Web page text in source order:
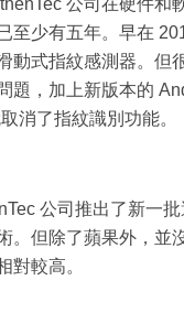
公司在硬件和
至少有五年。早在
動式指紋感測器。但
題，加上新版本的
消了指紋識別功能。
公司推出了新一
。但除了蘋果外，並
對較高。